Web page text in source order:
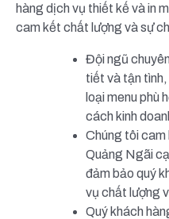
hàng dịch vụ thiết kế và in
cam kết chất lượng và sự
Đội ngũ
tiết và tận
loại menu phù
cách kinh
Chúng tôi cam
Quảng Ngãi
đảm bảo quý
vụ chất lượng
Quý khách